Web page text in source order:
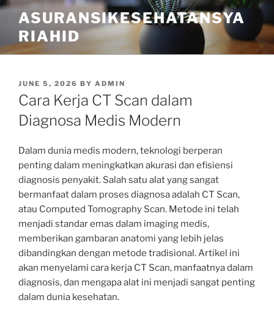
Skip
content
ASURANSIKESEHATANSYA
RIAHID
POSTED
ON
JUNE 5, 2026 BY ADMIN
Cara Kerja CT Scan dalam
Diagnosa Medis Modern
Dalam dunia medis modern, teknologi berperan
penting dalam meningkatkan akurasi dan efisiensi
diagnosis penyakit. Salah satu alat yang sangat
bermanfaat dalam proses diagnosa adalah CT Scan,
atau Computed Tomography Scan. Metode ini telah
menjadi standar emas dalam imaging medis,
memberikan gambaran anatomi yang lebih jelas
dibandingkan dengan metode tradisional. Artikel ini
akan menyelami cara kerja CT Scan, manfaatnya dalam
diagnosis, dan mengapa alat ini menjadi sangat penting
dalam dunia kesehatan.